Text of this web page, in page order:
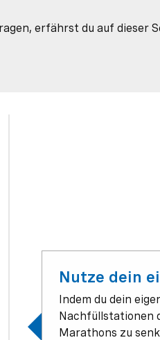
erfährst du auf dieser
Nutze dein
Indem du dein
Nachfüllstationen
Marathons zu